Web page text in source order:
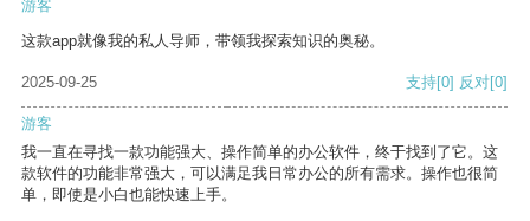
游客
这款app就像我的私人导师，带领我探索知识的奥秘。
2025-09-25 支持[0] 反对[0]
游客
我一直在寻找一款功能强大、操作简单的办公软件，终于找到了它。这
款软件的功能非常强大，可以满足我日常办公的所有需求。操作也很简
单，即使是小白也能快速上手。